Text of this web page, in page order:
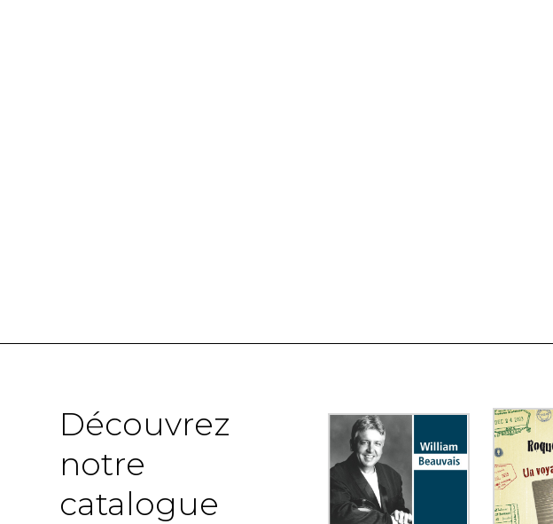
Découvrez
notre
catalogue